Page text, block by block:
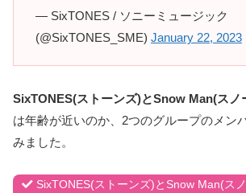
— SixTONES / ソニーミュージック
(@SixTONES_SME) January 22, 2023
SixTONES(ストーンズ)とSnow Man(スノ
は年齢が近いのか、2つのグループのメン
みました。
SixTONES(ストーンズ)とSnow Man(ス